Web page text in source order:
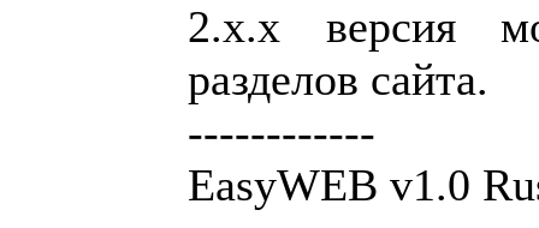
2.x.x версия
разделов сайта.
------------
EasyWEB v1.0